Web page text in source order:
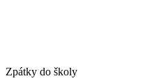
Zpátky do školy